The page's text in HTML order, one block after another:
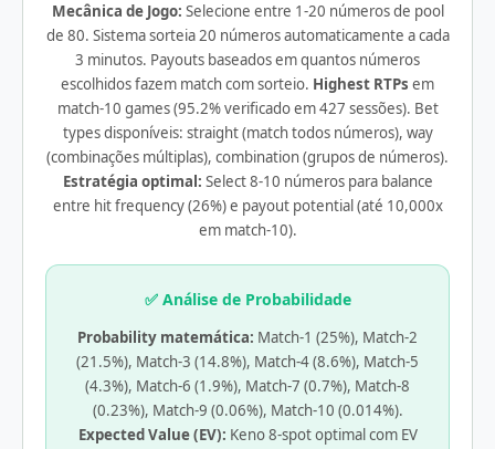
Mecânica de Jogo: Selecione entre 1-20 números de pool
de 80. Sistema sorteia 20 números automaticamente a cada
3 minutos. Payouts baseados em quantos números
escolhidos fazem match com sorteio. Highest RTPs em
match-10 games (95.2% verificado em 427 sessões). Bet
types disponíveis: straight (match todos números), way
(combinações múltiplas), combination (grupos de números).
Estratégia optimal: Select 8-10 números para balance
entre hit frequency (26%) e payout potential (até 10,000x
em match-10).
✅ Análise de Probabilidade
Probability matemática: Match-1 (25%), Match-2
(21.5%), Match-3 (14.8%), Match-4 (8.6%), Match-5
(4.3%), Match-6 (1.9%), Match-7 (0.7%), Match-8
(0.23%), Match-9 (0.06%), Match-10 (0.014%).
Expected Value (EV): Keno 8-spot optimal com EV